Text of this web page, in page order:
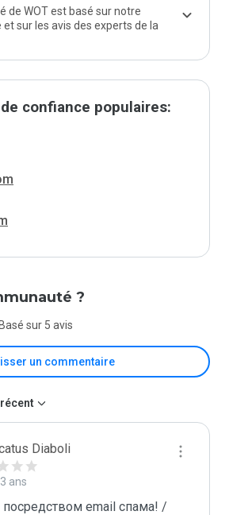
de WOT est basé sur notre
sur les avis des experts de la
confiance populaires:
?
sur 5 avis
un commentaire
Diaboli
ans
посредством email спама! /